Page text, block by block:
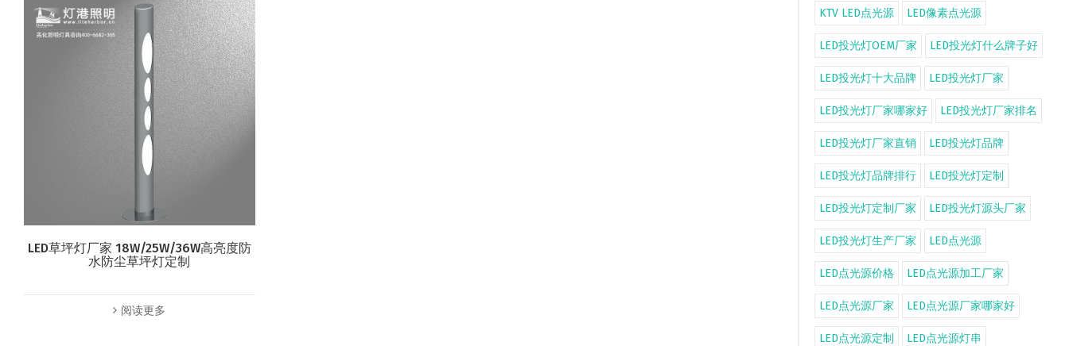
LED草坪灯厂家 18W/25W/36W高亮度防
水防尘草坪灯定制
阅读更多
KTV LED点光源 LED像素点光源
LED投光灯OEM厂家 LED投光灯什么牌子好
LED投光灯十大品牌 LED投光灯厂家
LED投光灯厂家哪家好 LED投光灯厂家排名
LED投光灯厂家直销 LED投光灯品牌
LED投光灯品牌排行 LED投光灯定制
LED投光灯定制厂家 LED投光灯源头厂家
LED投光灯生产厂家 LED点光源
LED点光源价格 LED点光源加工厂家
LED点光源厂家 LED点光源厂家哪家好
LED点光源定制 LED点光源灯串